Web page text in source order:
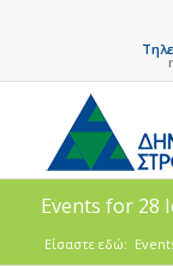
Events for 28
Είσαστε εδώ: